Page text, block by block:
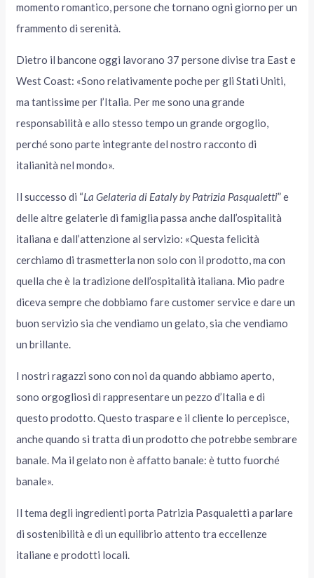
momento romantico, persone che tornano ogni giorno per un
frammento di serenità.
Dietro il bancone oggi lavorano 37 persone divise tra East e
West Coast: «Sono relativamente poche per gli Stati Uniti,
ma tantissime per l’Italia. Per me sono una grande
responsabilità e allo stesso tempo un grande orgoglio,
perché sono parte integrante del nostro racconto di
italianità nel mondo».
Il successo di “La Gelateria di Eataly by Patrizia Pasqualetti” e
delle altre gelaterie di famiglia passa anche dall’ospitalità
italiana e dall’attenzione al servizio: «Questa felicità
cerchiamo di trasmetterla non solo con il prodotto, ma con
quella che è la tradizione dell’ospitalità italiana. Mio padre
diceva sempre che dobbiamo fare customer service e dare un
buon servizio sia che vendiamo un gelato, sia che vendiamo
un brillante.
I nostri ragazzi sono con noi da quando abbiamo aperto,
sono orgogliosi di rappresentare un pezzo d’Italia e di
questo prodotto. Questo traspare e il cliente lo percepisce,
anche quando si tratta di un prodotto che potrebbe sembrare
banale. Ma il gelato non è affatto banale: è tutto fuorché
banale».
Il tema degli ingredienti porta Patrizia Pasqualetti a parlare
di sostenibilità e di un equilibrio attento tra eccellenze
italiane e prodotti locali.